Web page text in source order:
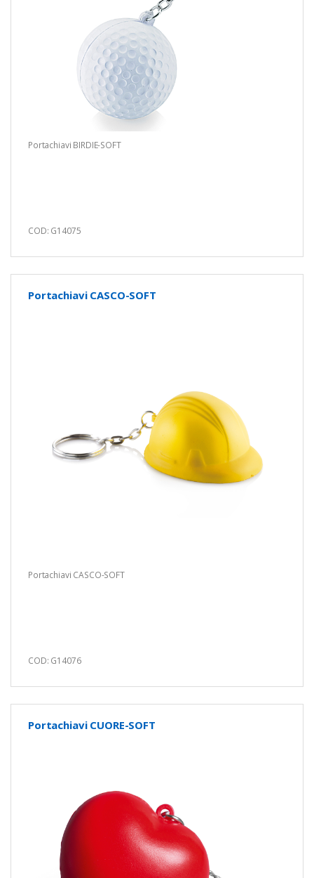
Portachiavi BIRDIE-SOFT
COD: G14075
Portachiavi CASCO-SOFT
Portachiavi CASCO-SOFT
COD: G14076
Portachiavi CUORE-SOFT